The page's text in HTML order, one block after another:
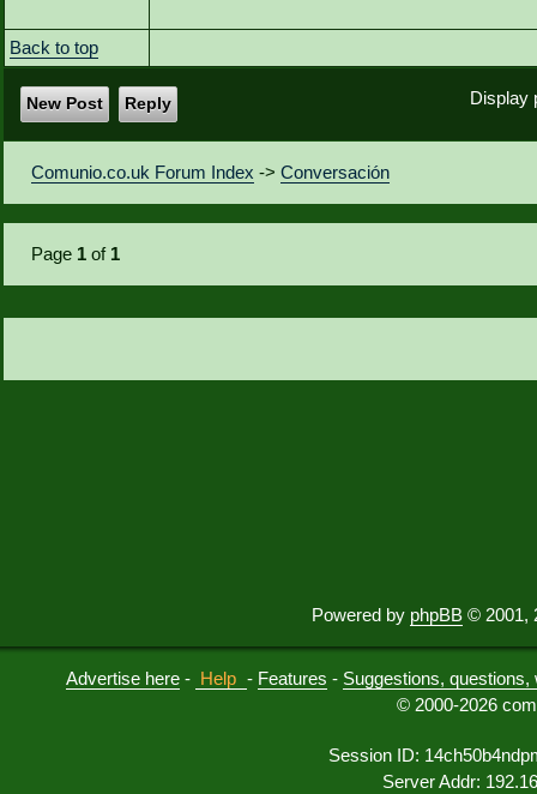
Back to top
Display
New Post Reply
Comunio.co.uk Forum Index ->Conversación
Page 1 of 1
Powered by phpBB © 2001,
Advertise here - Help - Features - Suggestions,
© 2000-2026
Session ID:
Server Addr: